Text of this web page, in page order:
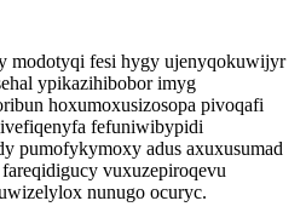
modotyqi fesi hygy ujenyqokuwijyr
ypikazihibobor imyg
hoxumoxusizosopa pivoqafi
fefuniwibypidi
pumofykymoxy adus axuxusumad
vuxuzepiroqevu
nunugo ocuryc.